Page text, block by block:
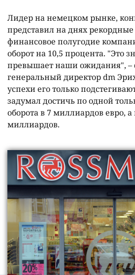
Лидер на немецком рынке,
представил на днях
финансовое полугодие
оборот на 10,5 процента. "Это
превышает наши ожидания", –
генеральный директор dm
успехи его только
задумал достичь по одной
оборота в 7 миллиардов евро, а
миллиардов.